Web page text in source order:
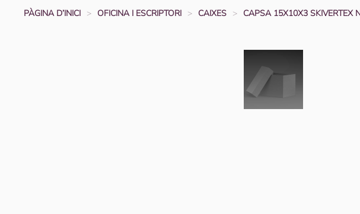
PÀGINA D’INICI OFICINA I ESCRIPTORI CAIXES CAPSA 15X10X3 SKIVERTEX